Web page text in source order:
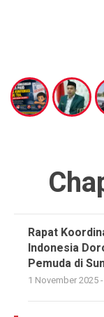
Rapat
Indonesia
Pemuda di
1 November 2025